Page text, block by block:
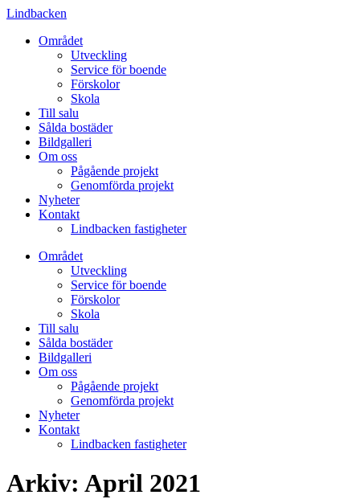
Lindbacken
Området
Utveckling
Service för boende
Förskolor
Skola
Till salu
Sålda bostäder
Bildgalleri
Om oss
Pågående projekt
Genomförda projekt
Nyheter
Kontakt
Lindbacken fastigheter
Området
Utveckling
Service för boende
Förskolor
Skola
Till salu
Sålda bostäder
Bildgalleri
Om oss
Pågående projekt
Genomförda projekt
Nyheter
Kontakt
Lindbacken fastigheter
Arkiv: April 2021